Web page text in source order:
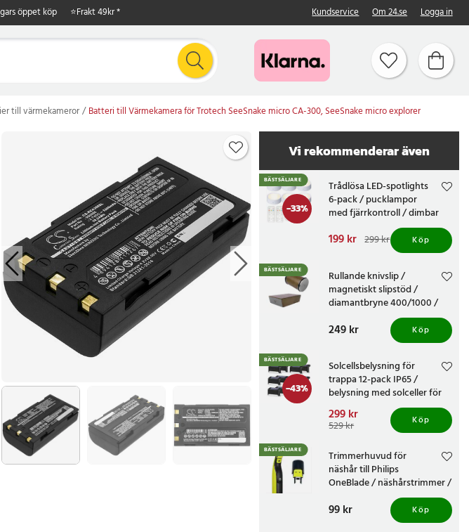
öppet köp ⭐Frakt 49kr * Kundservice Om 24.se Logga in
till värmekameror Batteri till Värmekamera för Trotech SeeSnake micro CA-300, SeeSnake micro explorer
Vi rekommenderar även
-33%
BÄSTSÄLJARE
Trådlösa LED-spotlights
6-pack / pucklampor
med fjärrkontroll / dimbar
Nuvarande pris
Tidigare pris 299 kr
199 kr 299 kr Köp
BÄSTSÄLJARE
Rullande knivslip /
magnetiskt slipstöd /
diamantbryne 400/1000 /
knivvässare med fasta
vinklar
Pris:249 kr
249 kr Köp
-43%
BÄSTSÄLJARE
Solcellsbelysning för
trappa 12-pack IP65 /
belysning med solceller för
altan och staket /
trappbelysning
Nuvarande pris:
299 krTidigare pris :529 kr
299 kr
529 kr Köp
BÄSTSÄLJARE
Trimmerhuvud för
näshår till Philips
OneBlade / näshårstrimmer /
nästrimmerhuvud
Pris:99 kr
99 kr Köp